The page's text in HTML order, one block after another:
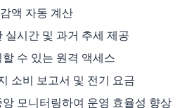
액 자동 계산
시간 및 과거 추세 제공
수 있는 원격 액세스
소비 보고서 및 전기 요금
모니터링하여 운영 효율성 향상